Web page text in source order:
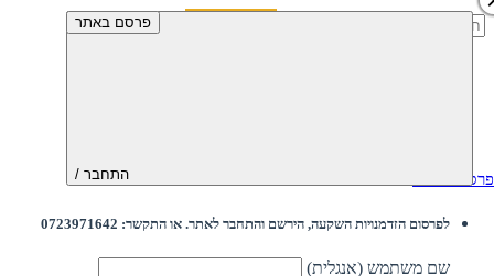
חיפוש:
פרסם מודעה התחבר /
לפרסום הזדמנויות השקעה, הירשם והתחבר לאתר. או התקשר: 0723971642
שם משתמש (אנגלית)
פרסם באתר